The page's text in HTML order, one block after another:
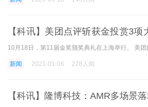
【科讯】美团点评斩获金投赏3
魅力
新闻 2021-01-06 228人阅
【科讯】隆博科技：AMR多场景